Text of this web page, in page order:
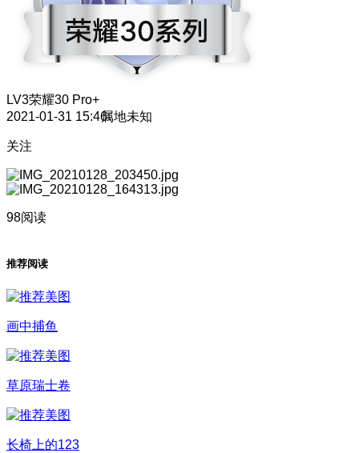
LV3荣耀30 Pro+
2021-01-31 15:46属地未知
关注
98阅读
推荐阅读
画中捕鱼
草原瑞士卷
长椅上的123